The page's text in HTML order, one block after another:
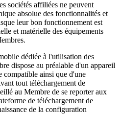
sociétés affiliées ne peuvent
absolue des fonctionnalités et
leur bon fonctionnement est
et matérielle des équipements
dédiée à l'utilisation des
dispose au préalable d'un appareil
compatible ainsi que d'une
tout téléchargement de
au Membre de se reporter aux
de téléchargement de
de la configuration